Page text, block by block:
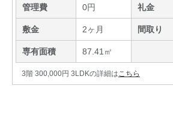
管理費 0円 礼金
敷金 2ヶ月 間取り
専有面積 87.41㎡
3階 300,000円 3LDKの詳細は こちら